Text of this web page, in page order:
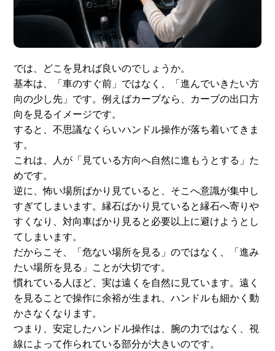
では、どこを見れば良いのでしょうか。
基本は、「車のすぐ前」ではなく、「進んでいきたい方
向の少し先」です。例えばカーブなら、カーブの出口方
向を見るイメージです。
すると、不思議なくらいハンドル操作が落ち着いてきま
す。
これは、人が「見ている方向へ自然に進もうとする」た
めです。
逆に、怖い場所ばかり見ていると、そこへ意識が集中し
すぎてしまいます。縁石ばかり見ていると縁石へ寄りや
すくなり、対向車ばかり見ると必要以上に避けようとし
てしまいます。
だからこそ、「危ない場所を見る」のではなく、「進み
たい場所を見る」ことが大切です。
慣れている人ほど、実は遠くを自然に見ています。遠く
を見ることで操作に余裕が生まれ、ハンドルも細かく動
かさなくなります。
つまり、安定したハンドル操作は、腕の力ではなく、視
線によって作られている部分が大きいのです。